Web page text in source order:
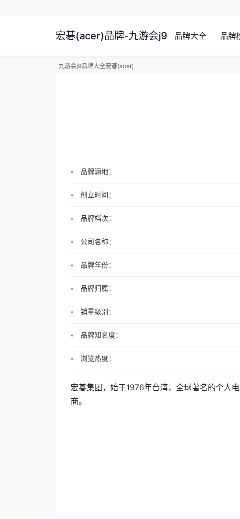
宏碁(acer)品牌-九游会j9 品牌大全 品牌
九游会j9品牌大全宏碁(acer)
品牌源地：
创立时间：
品牌档次：
公司名称：
品牌年份：
品牌归属：
销量级别：
品牌知名度：
浏览热度：
宏碁集团，始于1976年台湾，全球著名的个人
商。